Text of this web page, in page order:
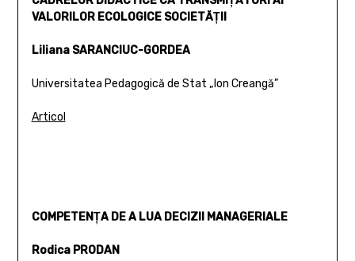
VALORILOR ECOLOGICE SOCIETĂŢII
Liliana SARANCIUC-GORDEA
Universitatea Pedagogică de Stat „Ion Creangă”
Articol
COMPETENŢA DE A LUA DECIZII MANAGERIALE
Rodica PRODAN